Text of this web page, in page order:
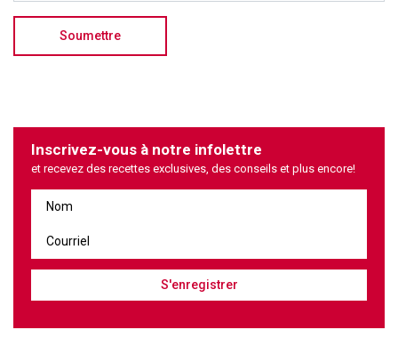
Inscrivez-vous à notre infolettre
et recevez des recettes exclusives, des conseils et plus encore!